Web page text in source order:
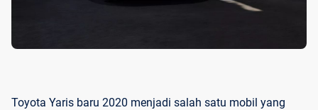
Toyota Yaris baru 2020 menjadi salah satu mobil yang